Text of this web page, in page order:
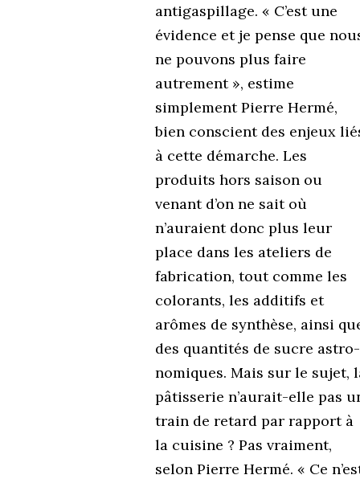
antigaspillage. « C’est une
évidence et je pense que
ne pouvons plus faire
autrement », estime
simplement Pierre Hermé,
bien conscient des enjeux
à cette démarche. Les
produits hors saison ou
venant d’on ne sait où
n’auraient donc plus leur
place dans les ateliers de
fabrication, tout comme les
colorants, les additifs et
arômes de synthèse, ainsi
des quantités de sucre astro-
nomiques. Mais sur le sujet,
pâtisserie n’aurait-elle pas
train de retard par rapport à
la cuisine ? Pas vraiment,
selon Pierre Hermé. « Ce